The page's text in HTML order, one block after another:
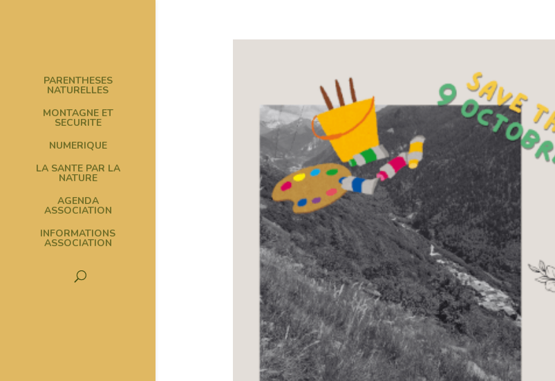
PARENTHESES
NATURELLES
MONTAGNE ET
SECURITE
NUMERIQUE
LA SANTE PAR LA
NATURE
AGENDA
ASSOCIATION
INFORMATIONS
ASSOCIATION